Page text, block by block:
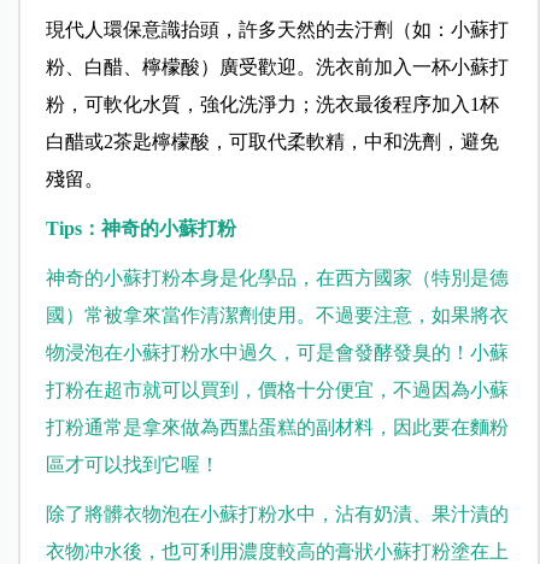
現代人環保意識抬頭，許多天然的去汙劑（如：小蘇打
粉、白醋、檸檬酸）廣受歡迎。洗衣前加入一杯小蘇打
粉，可軟化水質，強化洗淨力；洗衣最後程序加入1杯
白醋或2茶匙檸檬酸，可取代柔軟精，中和洗劑，避免
殘留。
Tips：神奇的小蘇打粉
神奇的小蘇打粉本身是化學品，在西方國家（特別是德
國）常被拿來當作清潔劑使用。不過要注意，如果將衣
物浸泡在小蘇打粉水中過久，可是會發酵發臭的！小蘇
打粉在超市就可以買到，價格十分便宜，不過因為小蘇
打粉通常是拿來做為西點蛋糕的副材料，因此要在麵粉
區才可以找到它喔！
除了將髒衣物泡在小蘇打粉水中，沾有奶漬、果汁漬的
衣物冲水後，也可利用濃度較高的膏狀小蘇打粉塗在上